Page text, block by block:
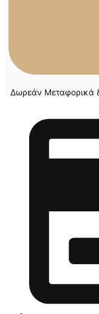
Δωρεάν Μεταφορικά